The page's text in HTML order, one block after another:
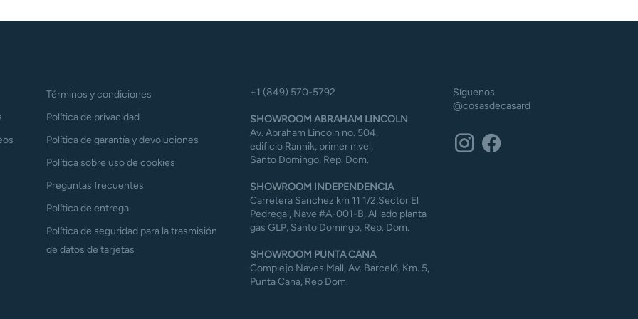
Términos y condiciones
Política de privacidad
Política de garantía y devoluciones
Política sobre uso de cookies
Preguntas frecuentes
Política de entrega
Política de seguridad para la trasmisión
de datos de tarjetas
+1 (849) 570-5792
SHOWROOM ABRAHAM LINCOLN
Av. Abraham Lincoln no. 504,
edificio Rannik, primer nivel,
Santo Domingo, Rep. Dom.
SHOWROOM INDEPENDENCIA
Carretera Sanchez km 11 1/2,Sector El
Pedregal, Nave #A-001-B, Al lado planta
gas GLP, Santo Domingo, Rep. Dom.
SHOWROOM PUNTA CANA
Complejo Naves Mall, Av. Barceló, Km. 5,
Punta Cana, Rep Dom.
Síguenos
@cosasdecasard